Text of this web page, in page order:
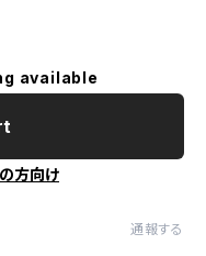
available
方向け
通報する